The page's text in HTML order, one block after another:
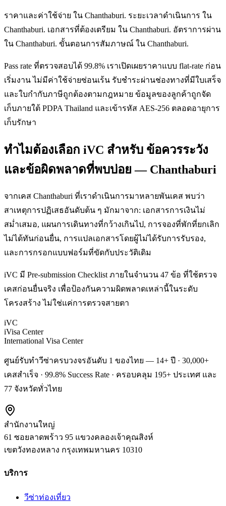
ราคาและค่าใช้จ่าย ใน Chanthaburi. ระยะเวลาดำเนินการ ใน
Chanthaburi. เอกสารที่ต้องเตรียม ใน Chanthaburi. อัตราการผ่าน
ใน Chanthaburi. ขั้นตอนการสัมภาษณ์ ใน Chanthaburi.
Pass rate ที่ตรวจสอบได้ 99.8% เราเปิดเผยราคาแบบ flat-rate ก่อน
เริ่มงาน ไม่มีค่าใช้จ่ายซ่อนเร้น รับชำระผ่านช่องทางที่มีใบเสร็จ
และใบกำกับภาษีถูกต้องตามกฎหมาย ข้อมูลของลูกค้าถูกจัด
เก็บภายใต้ PDPA Thailand และเข้ารหัส AES-256 ตลอดอายุการ
เก็บรักษา
ทำไมต้องเลือก iVC สำหรับ ข้อควรระวัง
และข้อผิดพลาดที่พบบ่อย — Chanthaburi
จากเคส Chanthaburi ที่เราดำเนินการมาหลายพันเคส พบว่า
สาเหตุการปฏิเสธอันดับต้น ๆ มักมาจาก: เอกสารการเงินไม่
สม่ำเสมอ, แผนการเดินทางที่กว้างเกินไป, การจองที่พักที่ยกเลิก
ไม่ได้ทันก่อนยื่น, การแปลเอกสารโดยผู้ไม่ได้รับการรับรอง,
และการกรอกแบบฟอร์มที่ขัดกับประวัติเดิม
iVC มี Pre-submission Checklist ภายในจำนวน 47 ข้อ ที่ใช้ตรวจ
เคสก่อนยื่นจริง เพื่อป้องกันความผิดพลาดเหล่านี้ในระดับ
โครงสร้าง ไม่ใช่แค่การตรวจสายตา
iVC
iVisa Center
International Visa Center
ศูนย์รับทำวีซ่าครบวงจรอันดับ 1 ของไทย — 14+ ปี · 30,000+
เคสสำเร็จ · 99.8% Success Rate · ครอบคลุม 195+ ประเทศ และ
77 จังหวัดทั่วไทย
สำนักงานใหญ่
61 ซอยลาดพร้าว 95 แขวงคลองเจ้าคุณสิงห์
เขตวังทองหลาง กรุงเทพมหานคร 10310
บริการ
วีซ่าท่องเที่ยว